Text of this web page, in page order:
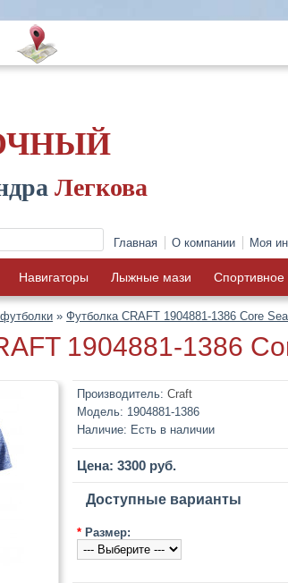
Легкова
Главная О компании Моя
Навигаторы Лыжные мази Спортивное
»Футболка CRAFT 1904881-1386 Core
1904881-1386
Производитель: Craft
Модель: 1904881-1386
Наличие: Есть в наличии
Цена: 3300 руб.
Доступные варианты
* Размер: